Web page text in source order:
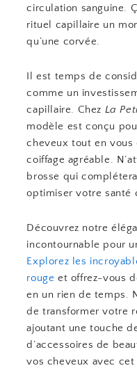
circulation sanguine.
rituel capillaire un
qu’une corvée.
Il est temps de
comme un
capillaire. Chez La
modèle est conçu
cheveux tout en vous
coiffage agréable.
brosse qui
optimiser votre santé
Découvrez notre
incontournable pour
Explorez les
rouge et offrez-vous
en un rien de temps.
de transformer votre
ajoutant une touche
d’accessoires de
vos cheveux avec